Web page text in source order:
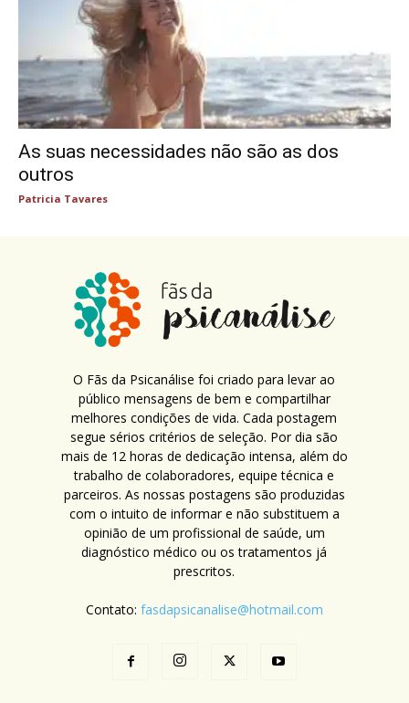
As suas necessidades não são as dos
outros
Patricia Tavares
O Fãs da Psicanálise foi criado para levar ao
público mensagens de bem e compartilhar
melhores condições de vida. Cada postagem
segue sérios critérios de seleção. Por dia são
mais de 12 horas de dedicação intensa, além do
trabalho de colaboradores, equipe técnica e
parceiros. As nossas postagens são produzidas
com o intuito de informar e não substituem a
opinião de um profissional de saúde, um
diagnóstico médico ou os tratamentos já
prescritos.
Contato: fasdapsicanalise@hotmail.com